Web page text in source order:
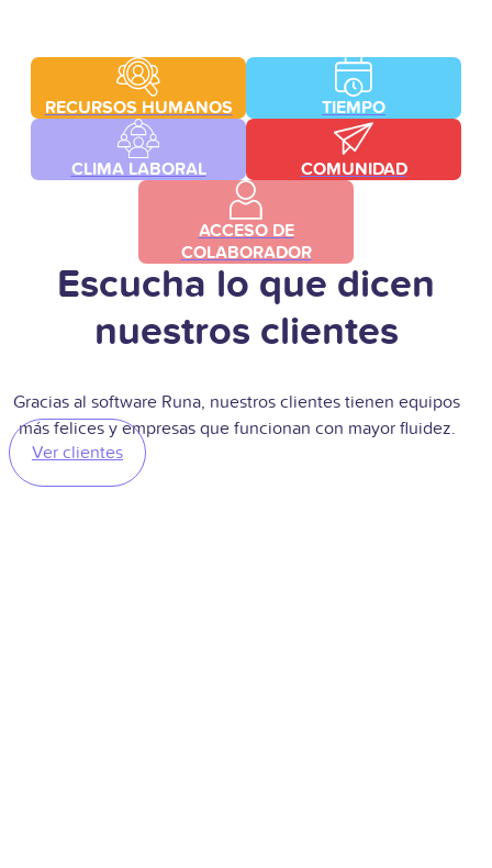
RECURSOS HUMANOS TIEMPO
CLIMA LABORAL COMUNIDAD
ACCESO DE
COLABORADOR
Escucha lo que dicen
nuestros clientes
Gracias al software Runa, nuestros clientes tienen equipos
más felices y empresas que funcionan con mayor fluidez.
Ver clientes